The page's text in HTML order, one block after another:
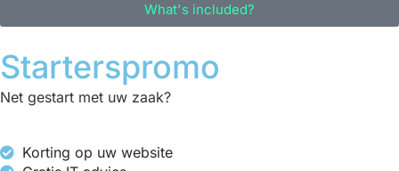
What's included?
Starterspromo
Net gestart met uw zaak?
Korting op uw website